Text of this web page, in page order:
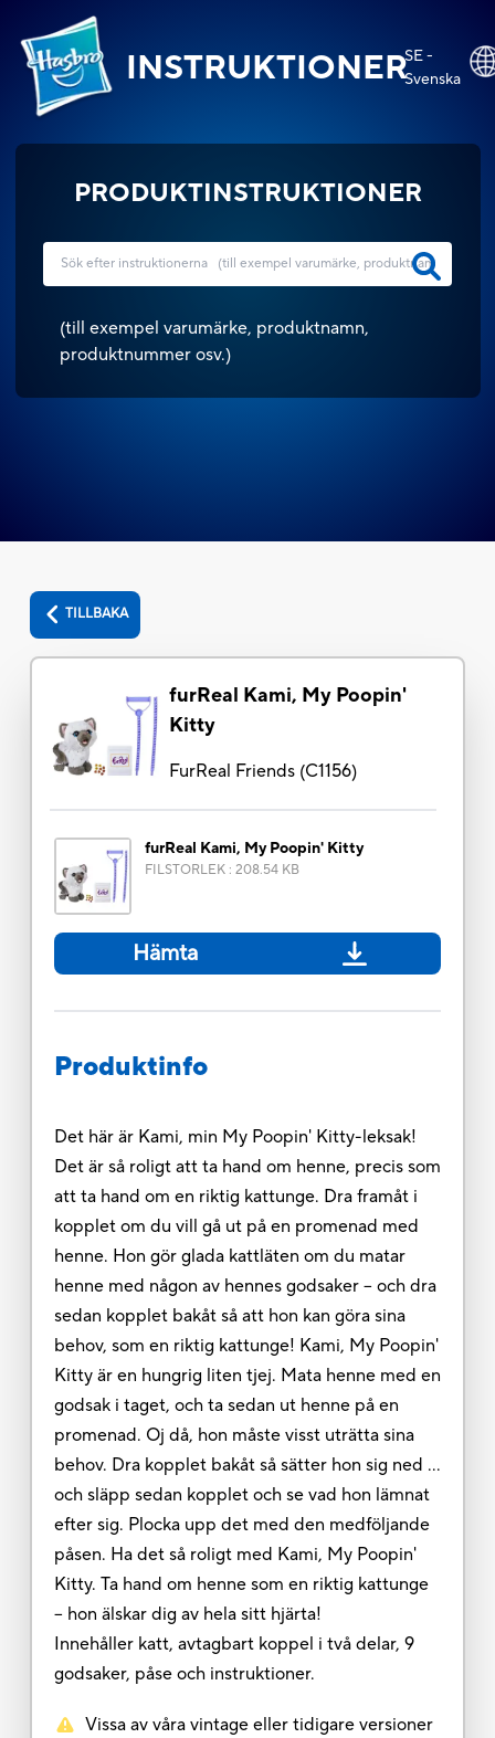
INSTRUKTIONERSE -
Svenska
PRODUKTINSTRUKTIONER
(till exempel varumärke, produktnamn,
produktnummer osv.)
TILLBAKA
furReal Kami, My Poopin'
Kitty
FurReal Friends(C1156)
furReal Kami, My Poopin' Kitty
FILSTORLEK: 208.54 KB
Hämta
Produktinfo
Det här är Kami, min My Poopin' Kitty-leksak!
Det är så roligt att ta hand om henne, precis som
att ta hand om en riktig kattunge. Dra framåt i
kopplet om du vill gå ut på en promenad med
henne. Hon gör glada kattläten om du matar
henne med någon av hennes godsaker – och dra
sedan kopplet bakåt så att hon kan göra sina
behov, som en riktig kattunge! Kami, My Poopin'
Kitty är en hungrig liten tjej. Mata henne med en
godsak i taget, och ta sedan ut henne på en
promenad. Oj då, hon måste visst uträtta sina
behov. Dra kopplet bakåt så sätter hon sig ned …
och släpp sedan kopplet och se vad hon lämnat
efter sig. Plocka upp det med den medföljande
påsen. Ha det så roligt med Kami, My Poopin'
Kitty. Ta hand om henne som en riktig kattunge
– hon älskar dig av hela sitt hjärta!
Innehåller katt, avtagbart koppel i två delar, 9
godsaker, påse och instruktioner.
Vissa av våra vintage eller tidigare versioner